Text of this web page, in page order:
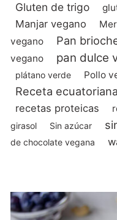
Gluten de trigo
Manjar vegano
vegano
Pan
vegano
pan dulce
plátano verde Pollo
Receta ecuatoriana
recetas proteicas
girasol
Sin azúcar
de chocolate vegana